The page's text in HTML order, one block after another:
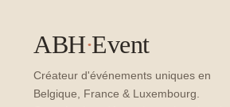
ABH·Event
Créateur d'événements uniques en
Belgique, France & Luxembourg.